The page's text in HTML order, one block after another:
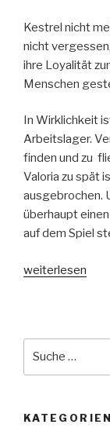
Kestrel nicht
nicht
ihre Loyalität
Menschen
In Wirklichkeit
Arbeitslager.
finden und zu
Valoria zu spät
ausgebrochen.
überhaupt
auf dem Spiel
„Spiel
Schatten
von
3“
weiterlesen
KATEGORIEN